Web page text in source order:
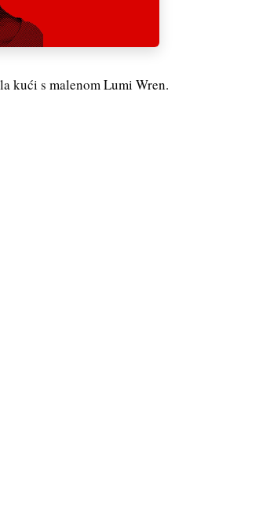
kući s malenom Lumi Wren.